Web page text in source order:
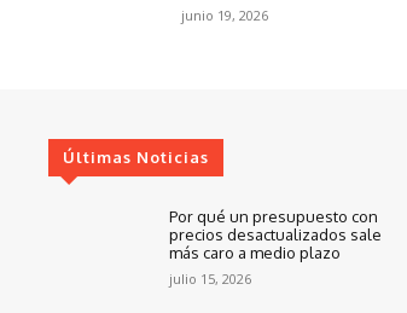
junio 19, 2026
Últimas Noticias
Por qué un presupuesto con
precios desactualizados sale
más caro a medio plazo
julio 15, 2026